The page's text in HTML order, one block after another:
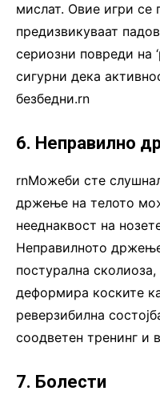
мислат. Овие игри се
предизвикуваат
сериозни повреди на
сигурни дека
безбедни.rn
6. Неправилно
rnМожеби сте
држење на телото
нееднаквост на
Неправилното
постурална
деформира коските
реверзибилна
соодветен тренинг и
7. Болести